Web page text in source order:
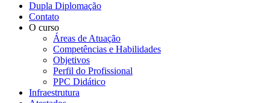
Dupla Diplomação
Contato
O curso
Áreas de Atuação
Competências e Habilidades
Objetivos
Perfil do Profissional
PPC Didático
Infraestrutura